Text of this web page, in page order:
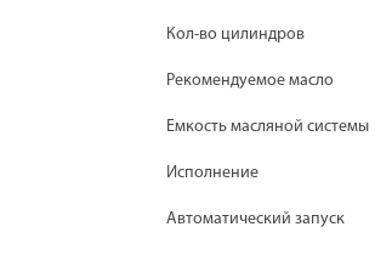
Кол-во цилиндров
Рекомендуемое масло
Емкость масляной системы
Исполнение
Автоматический запуск